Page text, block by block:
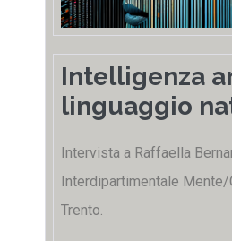
Intelligenza
linguaggio
Intervista a Raffaella
Interdipartimentale
Trento.